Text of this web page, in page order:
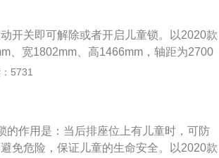
童在行车过程中把门打开，从而避免危险
全锁锁上：开车前锁了中控锁或者设置行
控锁可以通过车内的解锁开关解开，所以
开关即可解除或者开启儿童锁。以2020款
、宽1802mm、高1466mm，轴距为2700
。2020款威朗搭载了1.0t涡轮增压发动
架，后悬架类型是后扭杆梁和瓦特连杆非
5731
的作用是：当后排座位上有儿童时，可防
免危险，保证儿童的生命安全。以2020款